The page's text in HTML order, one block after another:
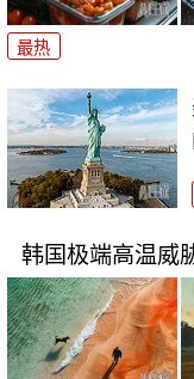
最热
韩国极端高温威